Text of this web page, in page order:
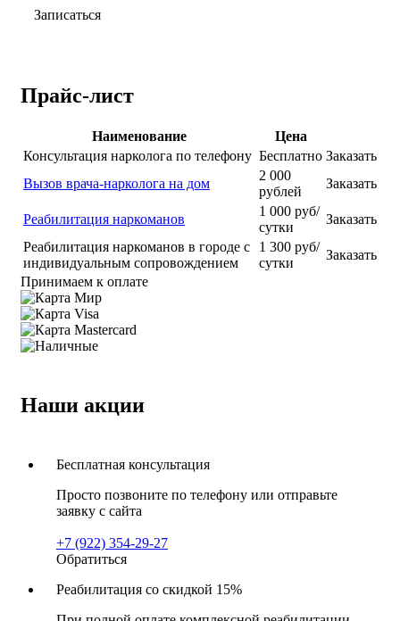
Записаться
Прайс-лист
Наименование
Цена
Консультация нарколога по телефону Бесплатно Заказать
Вызов врача-нарколога на дом
2 000
рублей
Заказать
Реабилитация наркоманов
1 000 руб/
сутки
Заказать
Реабилитация наркоманов в городе с
индивидуальным сопровождением
1 300 руб/
сутки
Заказать
Принимаем к оплате
Наши акции
Бесплатная консультация
Просто позвоните по телефону или отправьте
заявку с сайта
+7 (922) 354-29-27
Обратиться
Реабилитация со скидкой 15%